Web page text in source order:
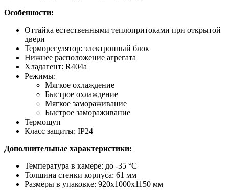
Особенности:
Оттайка естественными теплопритоками при открытой
двери
Терморегулятор: электронный блок
Нижнее расположение агрегата
Хладагент: R404а
Режимы:
Мягкое охлаждение
Быстрое охлаждение
Мягкое замораживание
Быстрое замораживание
Термощуп
Класс защиты: IP24
Дополнительные характеристики:
Температура в камере: до -35 °С
Толщина стенки корпуса: 61 мм
Размеры в упаковке: 920x1000x1150 мм